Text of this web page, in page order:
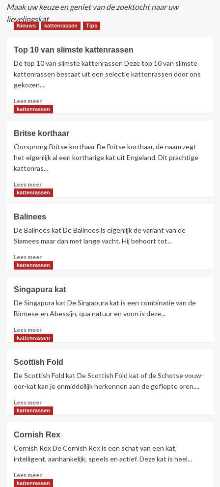
Maak uw keuze en geniet van de zoektocht naar uw
lievelingskat
Nieuws kattenrassen Tips
Top 10 van slimste kattenrassen
De top 10 van slimste kattenrassen Deze top 10 van slimste
kattenrassen bestaat uit een selectie kattenrassen door ons
gekozen....
Lees meerLees
meer
10
van
slimste
kattenrassen
Britse korthaar
Oorsprong Britse korthaar De Britse korthaar, de naam zegt
het eigenlijk al een kortharige kat uit Engeland. Dit prachtige
kattenras...
Lees meerLees
meer
korthaar
kattenrassen
Balinees
De Balinees kat De Balinees is eigenlijk de variant van de
Siamees maar dan met lange vacht. Hij behoort tot...
Lees meerLees
meer
kattenrassen
Singapura kat
De Singapura kat De Singapura kat is een combinatie van de
Birmese en Abessijn, qua natuur en vorm is deze...
Lees meerLees
meer
kat
kattenrassen
Scottish Fold
De Scottish Fold kat De Scottish Fold kat of de Schotse vouw-
oor-kat kan je onmiddellijk herkennen aan de geflopte oren....
Lees meerLees
meer
Fold
kattenrassen
Cornish Rex
Cornish Rex De Cornish Rex is een schat van een kat,
intelligent, aanhankelijk, speels en actief. Deze kat is heel...
Lees meerLees
meer
kattenrassen